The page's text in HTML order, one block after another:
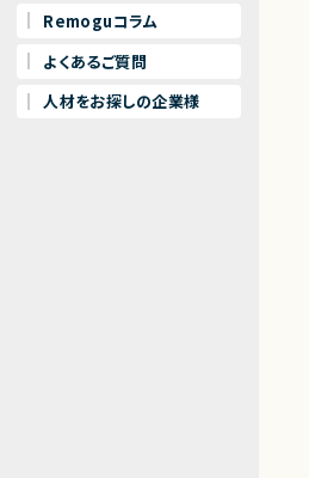
Remoguコラム
よくあるご質問
人材をお探しの企業様